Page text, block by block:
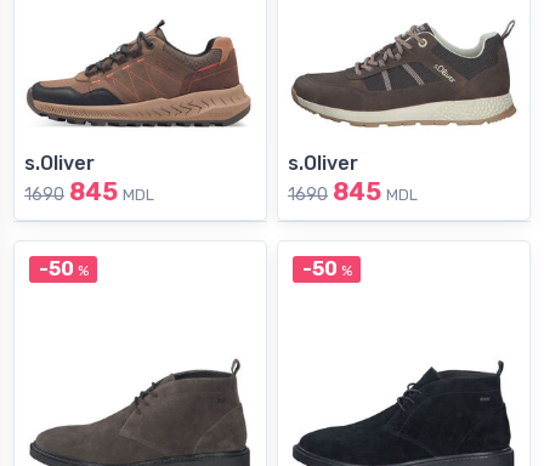
s.Oliver
1690 845 MDL
s.Oliver
1690 845 MDL
-50 % -50 %